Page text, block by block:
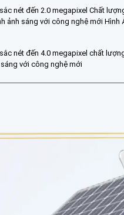
nét đến 2.0 megapixel Chất
ảnh sáng với công nghệ mới Hình
nét đến 4.0 megapixel chất
với công nghệ mới